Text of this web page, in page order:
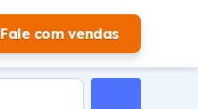
Fale com vendas